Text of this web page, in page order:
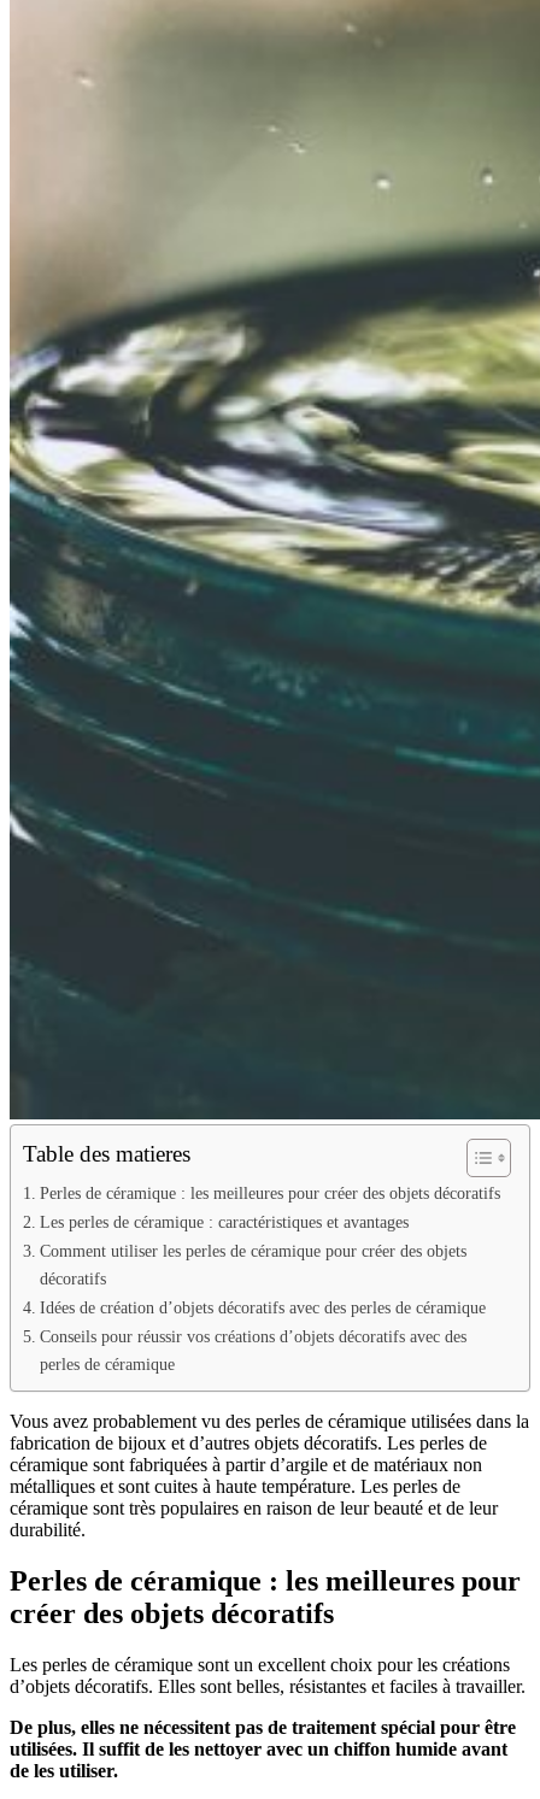
Table des matieres
Perles de céramique : les meilleures pour créer des objets décoratifs
Les perles de céramique : caractéristiques et avantages
Comment utiliser les perles de céramique pour créer des objets
décoratifs
Idées de création d’objets décoratifs avec des perles de céramique
Conseils pour réussir vos créations d’objets décoratifs avec des
perles de céramique
Vous avez probablement vu des perles de céramique utilisées dans la
fabrication de bijoux et d’autres objets décoratifs. Les perles de
céramique sont fabriquées à partir d’argile et de matériaux non
métalliques et sont cuites à haute température. Les perles de
céramique sont très populaires en raison de leur beauté et de leur
durabilité.
Perles de céramique : les meilleures pour
créer des objets décoratifs
Les perles de céramique sont un excellent choix pour les créations
d’objets décoratifs. Elles sont belles, résistantes et faciles à travailler.
De plus, elles ne nécessitent pas de traitement spécial pour être
utilisées. Il suffit de les nettoyer avec un chiffon humide avant
de les utiliser.